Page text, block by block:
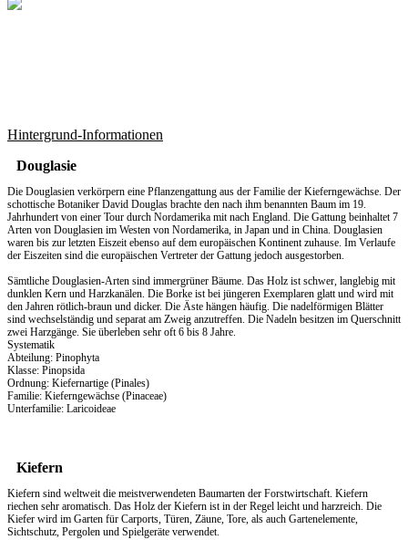
Hintergrund-Informationen
Douglasie
Die Douglasien verkörpern eine Pflanzengattung aus der Familie der Kieferngewächse. Der
schottische Botaniker David Douglas brachte den nach ihm benannten Baum im 19.
Jahrhundert von einer Tour durch Nordamerika mit nach England. Die Gattung beinhaltet 7
Arten von Douglasien im Westen von Nordamerika, in Japan und in China. Douglasien
waren bis zur letzten Eiszeit ebenso auf dem europäischen Kontinent zuhause. Im Verlaufe
der Eiszeiten sind die europäischen Vertreter der Gattung jedoch ausgestorben.
Sämtliche Douglasien-Arten sind immergrüner Bäume. Das Holz ist schwer, langlebig mit
dunklen Kern und Harzkanälen. Die Borke ist bei jüngeren Exemplaren glatt und wird mit
den Jahren rötlich-braun und dicker. Die Äste hängen häufig. Die nadelförmigen Blätter
sind wechselständig und separat am Zweig anzutreffen. Die Nadeln besitzen im Querschnitt
zwei Harzgänge. Sie überleben sehr oft 6 bis 8 Jahre.
Systematik
Abteilung: Pinophyta
Klasse: Pinopsida
Ordnung: Kiefernartige (Pinales)
Familie: Kieferngewächse (Pinaceae)
Unterfamilie: Laricoideae
Kiefern
Kiefern sind weltweit die meistverwendeten Baumarten der Forstwirtschaft. Kiefern
riechen sehr aromatisch. Das Holz der Kiefern ist in der Regel leicht und harzreich. Die
Kiefer wird im Garten für Carports, Türen, Zäune, Tore, als auch Gartenelemente,
Sichtschutz, Pergolen und Spielgeräte verwendet.